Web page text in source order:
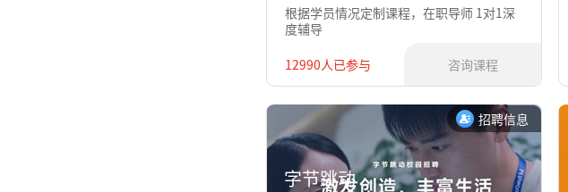
根据学员情况定制课程，在职导师 1对1深
度辅导
12990人已参与
咨询课程
招聘信息
字节跳动